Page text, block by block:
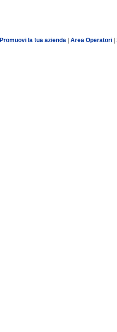
Promuovi la tua azienda Area Operatori